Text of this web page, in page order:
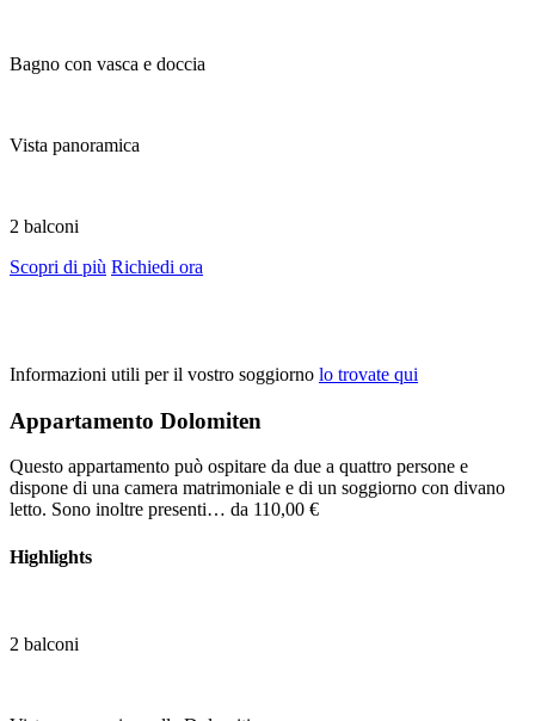
Bagno con vasca e doccia
Vista panoramica
2 balconi
Scopri di più Richiedi ora
Informazioni utili per il vostro soggiorno lo trovate qui
Appartamento Dolomiten
Questo appartamento può ospitare da due a quattro persone e
dispone di una camera matrimoniale e di un soggiorno con divano
letto. Sono inoltre presenti… da 110,00 €
Highlights
2 balconi